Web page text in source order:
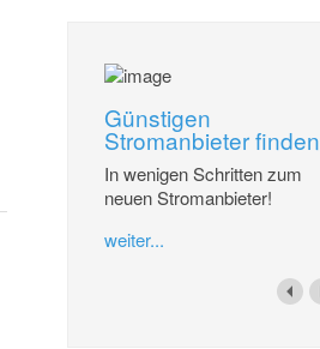
Günstigen
Stromanbieter finden
In wenigen Schritten zum
neuen Stromanbieter!
weiter...